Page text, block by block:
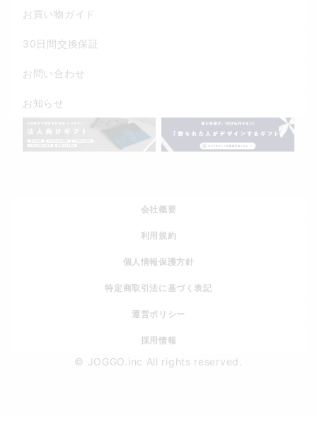
お買い物ガイド
30日間交換保証
お問い合わせ
お知らせ
会社概要
利用規約
個人情報保護方針
特定商取引法に基づく表記
運営ポリシー
採用情報
© JOGGO.inc All rights reserved.